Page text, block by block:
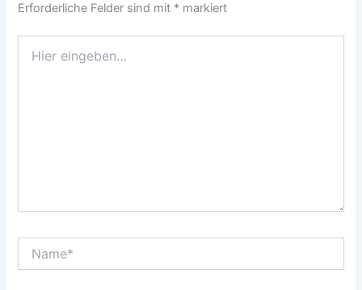
Erforderliche Felder sind mit * markiert
eingeben…